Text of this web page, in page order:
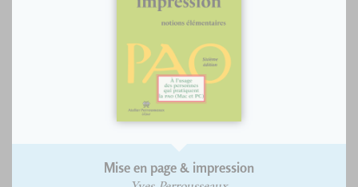
Mise en page & impression